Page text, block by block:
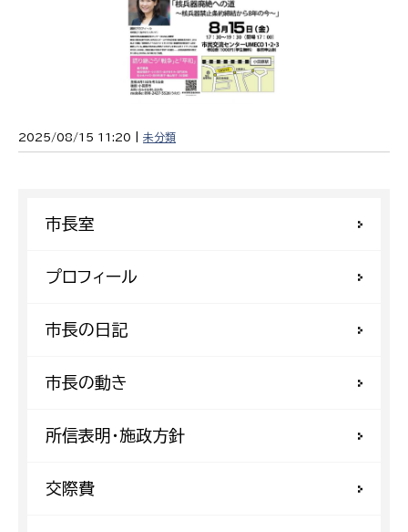
2025/08/15 11:20 | 未分類
市長室
プロフィール
市長の日記
市長の動き
所信表明・施政方針
交際費